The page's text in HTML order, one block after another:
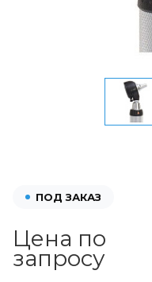
ПОД ЗАКАЗ
Цена по
запросу